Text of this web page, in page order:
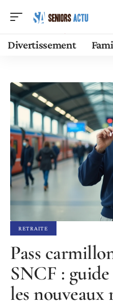
Divertissement
RETRAITE
Pass
SNCF :
les nouveaux